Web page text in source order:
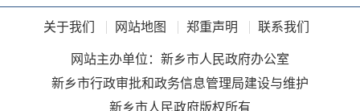
关于我们 网站地图 郑重声明 联系我们
网站主办单位：新乡市人民政府办公室
新乡市行政审批和政务信息管理局建设与维护
新乡市人民政府版权所有